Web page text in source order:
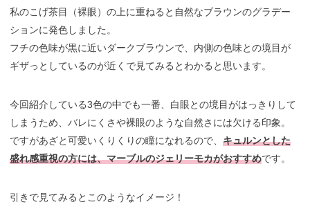
私のこげ茶目（裸眼）の上に重ねると自然なブラウンのグラデー
ションに発色しました。
フチの色味が黒に近いダークブラウンで、内側の色味との境目が
ギザっとしているのが近くで見てみるとわかると思います。
今回紹介している3色の中でも一番、白眼との境目がはっきりして
しまうため、バレにくさや裸眼のような自然さには欠ける印象。
ですがあざと可愛いくりくりの瞳になれるので、キュルンとした
盛れ感重視の方には、マーブルのジェリーモカがおすすめです。
引きで見てみるとこのようなイメージ！